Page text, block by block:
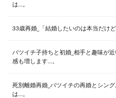
は…。
33歳再婚_「結婚したいのは本当だけど
バツイチ子持ちと初婚_相手と趣味が
感も増します…。
死別離婚再婚_バツイチの再婚とシン
は…。